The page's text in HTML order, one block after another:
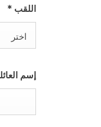
اللقب *
اختر
إسم